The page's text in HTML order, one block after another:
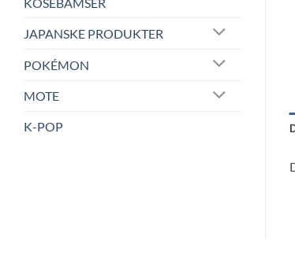
JAPANSKE PRODUKTER
POKÉMON
MOTE
K-POP